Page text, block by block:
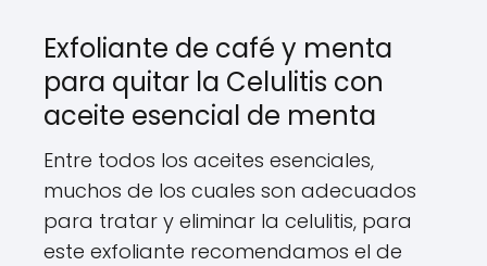
Exfoliante de café y menta
para quitar la Celulitis con
aceite esencial de menta
Entre todos los aceites esenciales,
muchos de los cuales son adecuados
para tratar y eliminar la celulitis, para
este exfoliante recomendamos el de